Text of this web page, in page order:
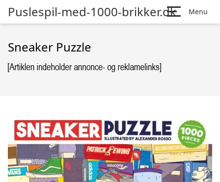
Puslespil-med-1000-brikker.dk Menu
Sneaker Puzzle